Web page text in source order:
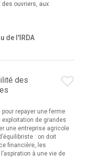
des ouvriers, aux
de l'IRDA
des
pour repayer une ferme
exploitation de grandes
une entreprise agricole
: on doit
financière, les
à une vie de